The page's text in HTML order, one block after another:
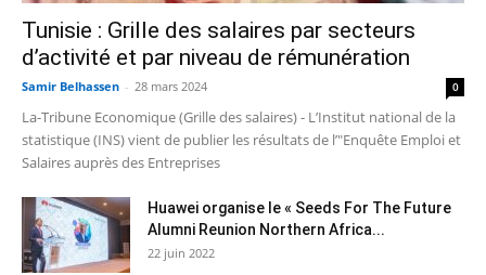
Tunisie : Grille des salaires par secteurs
d’activité et par niveau de rémunération
Samir Belhassen - 28 mars 2024 0
La-Tribune Economique (Grille des salaires) - L’Institut national de la
statistique (INS) vient de publier les résultats de l’"Enquête Emploi et
Salaires auprès des Entreprises
Huawei organise le « Seeds For The Future
Alumni Reunion Northern Africa...
22 juin 2022